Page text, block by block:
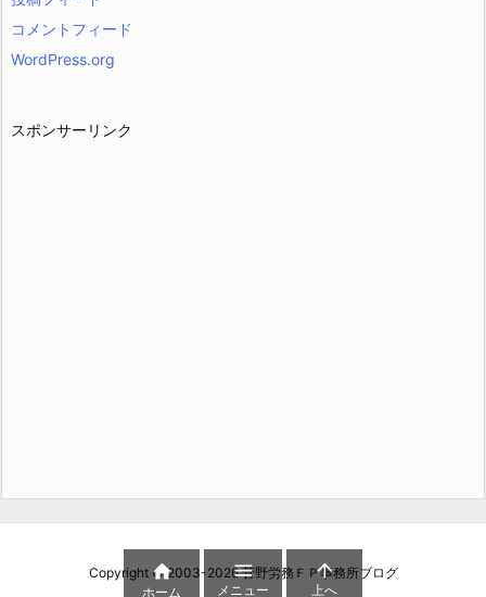
コメントフィード
WordPress.org
スポンサーリンク
Copyright ©2003-2026菅野労務ＦＰ事務所ブログ

ホーム

メニュー

上へ